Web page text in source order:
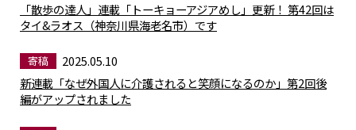
「散歩の達人」連載「トーキョーアジアめし」更新！ 第42回は
タイ&ラオス（神奈川県海老名市）です
寄稿
2025.05.10
新連載「なぜ外国人に介護されると笑顔になるのか」第2回後
編がアップされました